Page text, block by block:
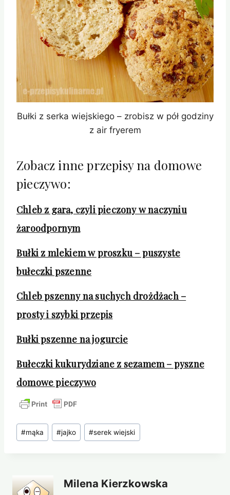
Bułki z serka wiejskiego – zrobisz w pół godziny
z air fryerem
Zobacz inne przepisy na domowe
pieczywo:
Chleb z gara, czyli pieczony w naczyniu
żaroodpornym
Bułki z mlekiem w proszku – puszyste
bułeczki pszenne
Chleb pszenny na suchych drożdżach –
prosty i szybki przepis
Bułki pszenne na jogurcie
Bułeczki kukurydziane z sezamem – pyszne
domowe pieczywo
Tagi
wpisu:
#mąka #jajko #serek wiejski
Milena Kierzkowska